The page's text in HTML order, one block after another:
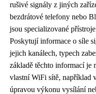
rušivé signály z jiných
bezdrátové telefony nebo
jsou specializované
Poskytují informace o síle
jejich kanálech, typech
základě těchto informací je
vlastní WiFi sítě, například
úpravou výkonu vysílání